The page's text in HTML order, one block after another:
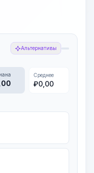
Альтернативы
Среднее
₽0,00